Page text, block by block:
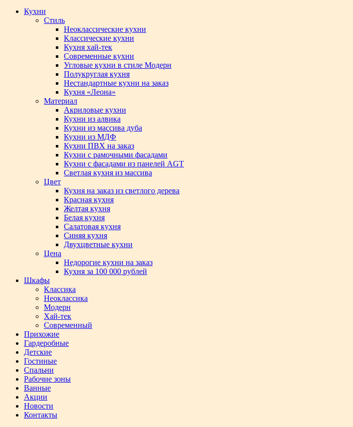
Кухни
Стиль
Неоклассические кухни
Классические кухни
Кухня хай-тек
Современные кухни
Угловые кухни в стиле Модерн
Полукруглая кухня
Нестандартные кухни на заказ
Кухня «Леона»
Материал
Акриловые кухни
Кухни из алвика
Кухни из массива дуба
Кухни из МДФ
Кухни ПВХ на заказ
Кухни с рамочными фасадами
Кухни с фасадами из панелей AGT
Светлая кухня из массива
Цвет
Кухня на заказ из светлого дерева
Красная кухня
Желтая кухня
Белая кухня
Салатовая кухня
Синяя кухня
Двухцветные кухни
Цена
Недорогие кухни на заказ
Кухня за 100 000 рублей
Шкафы
Классика
Неоклассика
Модерн
Хай-тек
Современный
Прихожие
Гардеробные
Детские
Гостиные
Спальни
Рабочие зоны
Ванные
Акции
Новости
Контакты